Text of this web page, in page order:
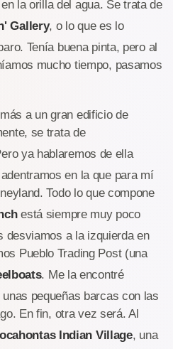
la orilla del agua. Se trata de
Gallery, o lo que es lo
Tenía buena pinta, pero al
mucho tiempo, pasamos
a un gran edificio de
se trata de
ya hablaremos de ella
en la que para mí
Todo lo que compone
está siempre muy poco
desviamos a la izquierda en
Pueblo Trading Post (una
. Me la encontré
pequeñas barcas con las
En fin, otra vez será. Al
Indian Village, una